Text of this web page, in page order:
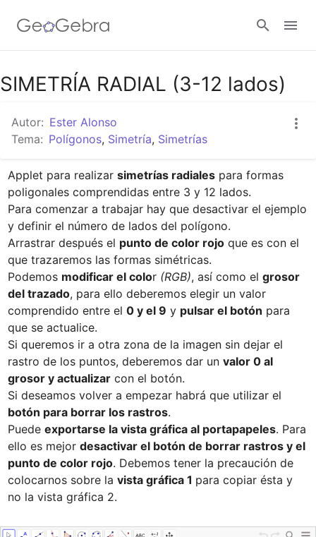
Google Classroom
GeoGebra Classroom
Abrir sesión
SIMETRÍA RADIAL (3-12 lados)
Autor: Ester Alonso
Tema: Polígonos, Simetría, Simetrías
Applet para realizar simetrías radiales para formas
poligonales comprendidas entre 3 y 12 lados.
Para comenzar a trabajar hay que desactivar el ejemplo
y definir el número de lados del polígono.
Arrastrar después el punto de color rojo que es con el
que trazaremos las formas simétricas.
Podemos modificar el color (RGB), así como el grosor
del trazado, para ello deberemos elegir un valor
comprendido entre el 0 y el 9 y pulsar el botón para
que se actualice.
Si queremos ir a otra zona de la imagen sin dejar el
rastro de los puntos, deberemos dar un valor 0 al
grosor y actualizar con el botón.
botón para borrar los rastros.
Puede exportarse la vista gráfica al portapapeles. Para
ello es mejor desactivar el botón de borrar rastros y el
punto de color rojo. Debemos tener la precaución de
colocarnos sobre la vista gráfica 1 para copiar ésta y
no la vista gráfica 2.